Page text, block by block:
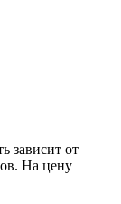
зависит от
На цену